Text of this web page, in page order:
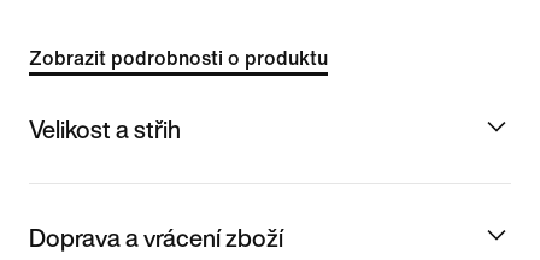
Zobrazit podrobnosti o produktu
Velikost a střih
Doprava a vrácení zboží